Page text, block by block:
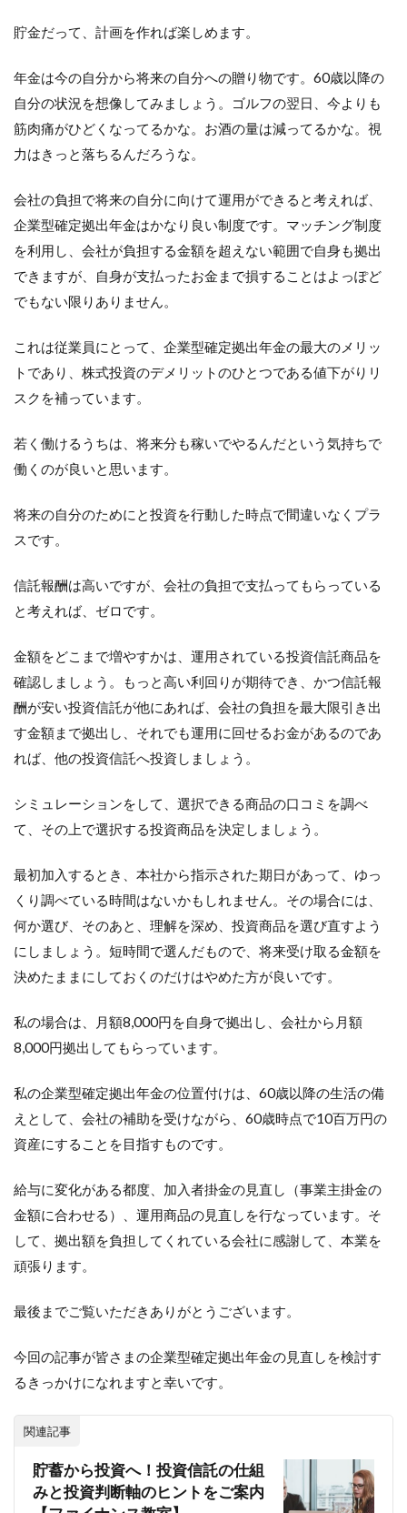
貯金だって、計画を作れば楽しめます。
年金は今の自分から将来の自分への贈り物です。60歳以降の
自分の状況を想像してみましょう。ゴルフの翌日、今よりも
筋肉痛がひどくなってるかな。お酒の量は減ってるかな。視
力はきっと落ちるんだろうな。
会社の負担で将来の自分に向けて運用ができると考えれば、
企業型確定拠出年金はかなり良い制度です。マッチング制度
を利用し、会社が負担する金額を超えない範囲で自身も拠出
できますが、自身が支払ったお金まで損することはよっぽど
でもない限りありません。
これは従業員にとって、企業型確定拠出年金の最大のメリッ
トであり、株式投資のデメリットのひとつである値下がりリ
スクを補っています。
若く働けるうちは、将来分も稼いでやるんだという気持ちで
働くのが良いと思います。
将来の自分のためにと投資を行動した時点で間違いなくプラ
スです。
信託報酬は高いですが、会社の負担で支払ってもらっている
と考えれば、ゼロです。
金額をどこまで増やすかは、運用されている投資信託商品を
確認しましょう。もっと高い利回りが期待でき、かつ信託報
酬が安い投資信託が他にあれば、会社の負担を最大限引き出
す金額まで拠出し、それでも運用に回せるお金があるのであ
れば、他の投資信託へ投資しましょう。
シミュレーションをして、選択できる商品の口コミを調べ
て、その上で選択する投資商品を決定しましょう。
最初加入するとき、本社から指示された期日があって、ゆっ
くり調べている時間はないかもしれません。その場合には、
何か選び、そのあと、理解を深め、投資商品を選び直すよう
にしましょう。短時間で選んだもので、将来受け取る金額を
決めたままにしておくのだけはやめた方が良いです。
私の場合は、月額8,000円を自身で拠出し、会社から月額
8,000円拠出してもらっています。
私の企業型確定拠出年金の位置付けは、60歳以降の生活の備
えとして、会社の補助を受けながら、60歳時点で10百万円の
資産にすることを目指すものです。
給与に変化がある都度、加入者掛金の見直し（事業主掛金の
金額に合わせる）、運用商品の見直しを行なっています。そ
して、拠出額を負担してくれている会社に感謝して、本業を
頑張ります。
最後までご覧いただきありがとうございます。
今回の記事が皆さまの企業型確定拠出年金の見直しを検討す
るきっかけになれますと幸いです。
関連記事
貯蓄から投資へ！投資信託の仕組
みと投資判断軸のヒントをご案内